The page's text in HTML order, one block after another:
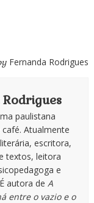
Fernanda Rodrigues
paulistana
Atualmente
escritora,
textos, leitora
e
autora de A
entre o vazio e o